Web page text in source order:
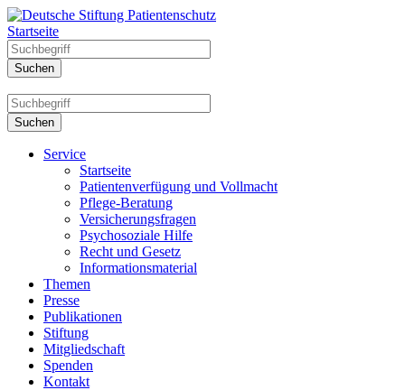
Startseite
Service
Startseite
Patientenverfügung und Vollmacht
Pflege-Beratung
Versicherungsfragen
Psychosoziale Hilfe
Recht und Gesetz
Informationsmaterial
Themen
Presse
Publikationen
Stiftung
Mitgliedschaft
Spenden
Kontakt